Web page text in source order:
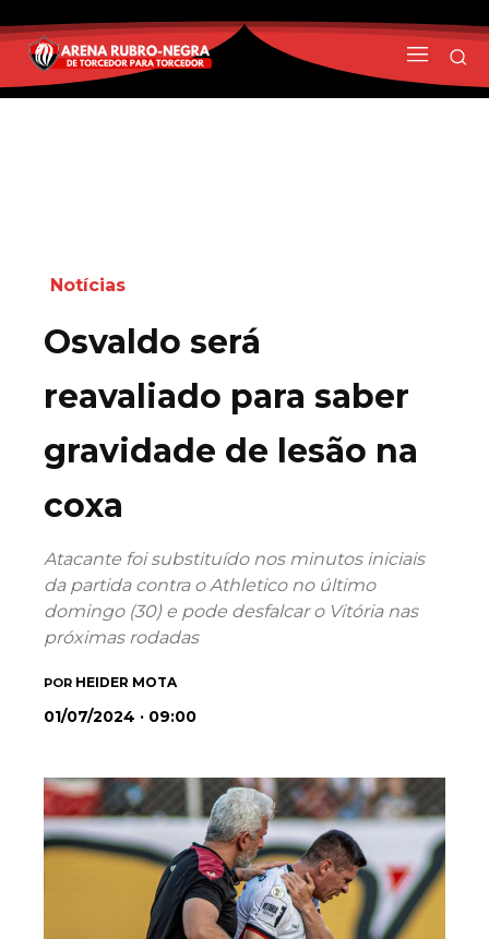
Notícias
Osvaldo será
reavaliado para saber
gravidade de lesão na
coxa
Atacante foi substituído nos minutos iniciais
da partida contra o Athletico no último
domingo (30) e pode desfalcar o Vitória nas
próximas rodadas
POR HEIDER MOTA
01/07/2024 · 09:00